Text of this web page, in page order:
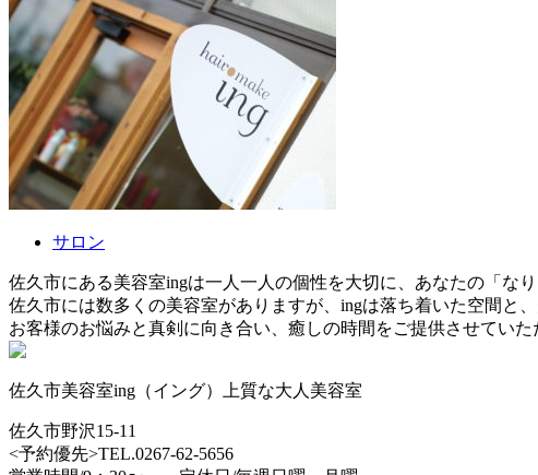
サロン
佐久市にある美容室ingは一人一人の個性を大切に、あなたの「な
佐久市には数多くの美容室がありますが、ingは落ち着いた空間と
お客様のお悩みと真剣に向き合い、癒しの時間をご提供させていた
佐久市美容室ing（イング）上質な大人美容室
佐久市野沢15-11
<予約優先>TEL.0267-62-5656